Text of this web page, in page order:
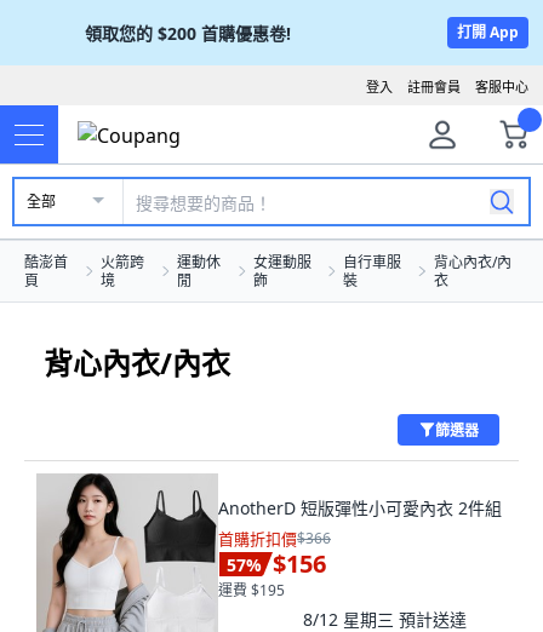
領取您的 $200 首購優惠卷! 打開 App
客服中心
註冊會員
登入
全部
酷澎首
頁
火箭跨
境
運動休
閒
女運動服
飾
自行車服
裝
背心內衣/內
衣
背心內衣/內衣
篩選器
AnotherD 短版彈性小可愛內衣 2件組
首購折扣價$366
57% $156
運費 $195
8/12 星期三 預計送達